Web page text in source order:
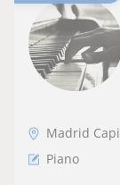
Madrid
Piano